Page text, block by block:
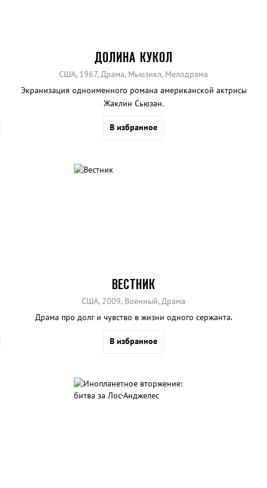
ДОЛИНА КУКОЛ
США, 1967, Драма, Мьюзикл, Мелодрама
Экранизация одноименного романа американской актрисы
Жаклин Сьюзан.
В избранное
ВЕСТНИК
США, 2009, Военный, Драма
Драма про долг и чувство в жизни одного сержанта.
В избранное